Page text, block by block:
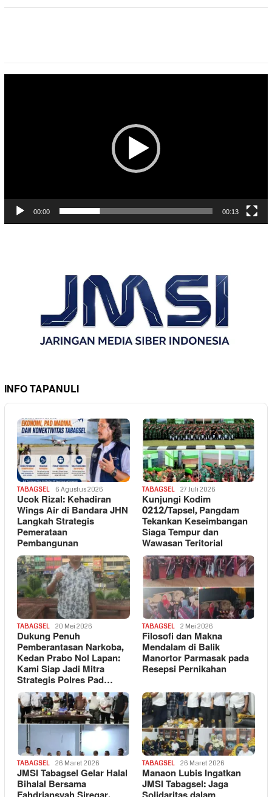
00:00 00:13
INFO TAPANULI
TABAGSEL 6 Agustus 2026
Ucok Rizal: Kehadiran
Wings Air di Bandara JHN
Langkah Strategis
Pemerataan
Pembangunan
TABAGSEL 27 Juli 2026
Kunjungi Kodim
0212/Tapsel, Pangdam
Tekankan Keseimbangan
Siaga Tempur dan
Wawasan Teritorial
TABAGSEL 20 Mei 2026
Dukung Penuh
Pemberantasan Narkoba,
Kedan Prabo Nol Lapan:
Kami Siap Jadi Mitra
Strategis Polres Pad…
TABAGSEL 2 Mei 2026
Filosofi dan Makna
Mendalam di Balik
Manortor Parmasak pada
Resepsi Pernikahan
TABAGSEL 26 Maret 2026
JMSI Tabagsel Gelar Halal
Bihalal Bersama
TABAGSEL 26 Maret 2026
Manaon Lubis Ingatkan
JMSI Tabagsel: Jaga